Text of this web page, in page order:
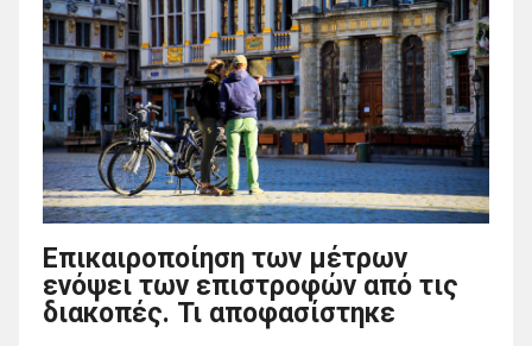
Επικαιροποίηση των μέτρων
ενόψει των επιστροφών από τις
διακοπές. Τι αποφασίστηκε